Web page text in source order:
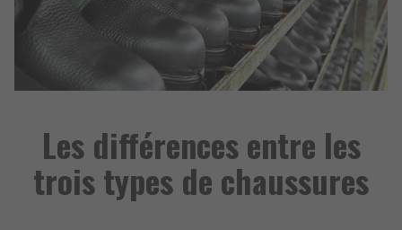
Les différences entre les
trois types de chaussures